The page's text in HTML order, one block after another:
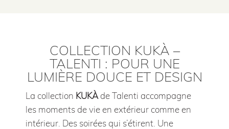
COLLECTION KUKÀ –
TALENTI : POUR UNE
LUMIÈRE DOUCE ET DESIGN
La collection KUKÀ de Talenti accompagne
les moments de vie en extérieur comme en
intérieur. Des soirées qui s’étirent. Une